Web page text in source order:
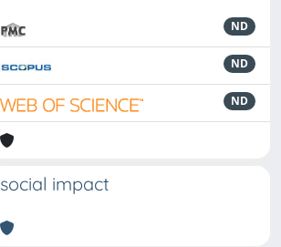
ND
ND
ND
social impact